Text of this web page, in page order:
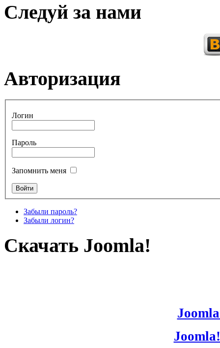
Следуй за нами
Авторизация
Логин
Пароль
Запомнить меня
Забыли пароль?
Забыли логин?
Скачать Joomla!